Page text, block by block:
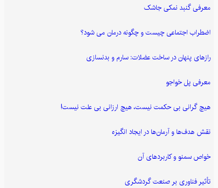
معرفی گنبد نمکی جاشک
اضطراب اجتماعی چیست و چگونه درمان می شود؟
رازهای پنهان در ساخت عضلات: سارم و بدنسازی
معرفی پل خواجو
هیچ گرانی بی حکمت نیست، هیچ ارزانی بی علت نیست!
نقش هدف‌ها و آرمان‌ها در ایجاد انگیزه
خواص سمنو و کاربردهای آن
تأثیر فناوری بر صنعت گردشگری